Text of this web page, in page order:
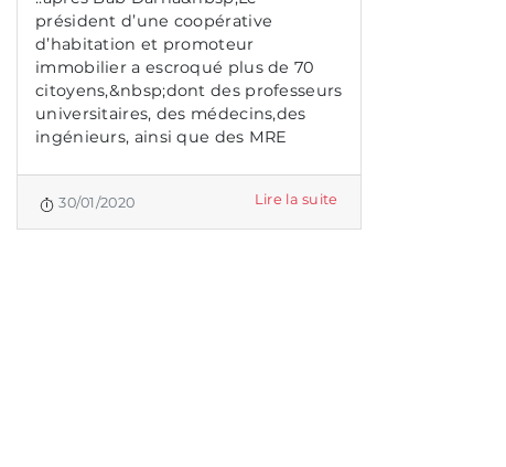
président d’une coopérative
d’habitation et promoteur
immobilier a escroqué plus de 70
citoyens,&nbsp;dont des professeurs
universitaires, des médecins,des
ingénieurs, ainsi que des MRE
30/01/2020 Lire la suite